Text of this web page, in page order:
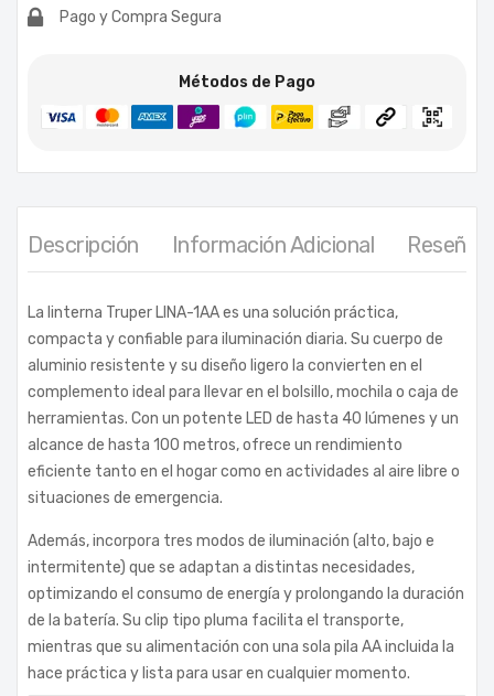
Pago y Compra Segura
Métodos de Pago
Descripción Información Adicional Reseñas
La linterna Truper LINA-1AA es una solución práctica,
compacta y confiable para iluminación diaria. Su cuerpo de
aluminio resistente y su diseño ligero la convierten en el
complemento ideal para llevar en el bolsillo, mochila o caja de
herramientas. Con un potente LED de hasta 40 lúmenes y un
alcance de hasta 100 metros, ofrece un rendimiento
eficiente tanto en el hogar como en actividades al aire libre o
situaciones de emergencia.
Además, incorpora tres modos de iluminación (alto, bajo e
intermitente) que se adaptan a distintas necesidades,
optimizando el consumo de energía y prolongando la duración
de la batería. Su clip tipo pluma facilita el transporte,
mientras que su alimentación con una sola pila AA incluida la
hace práctica y lista para usar en cualquier momento.